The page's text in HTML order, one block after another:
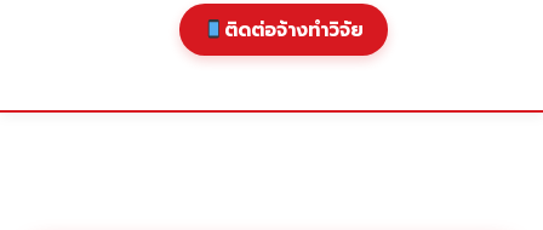
ติดต่อจ้างทำวิจัย